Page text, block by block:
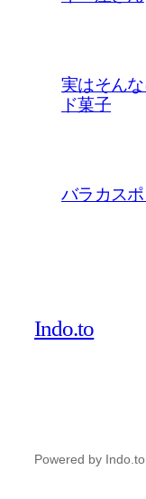
実はそん
ド菓子
バラカスポ
Indo.to
Powered by Indo.to